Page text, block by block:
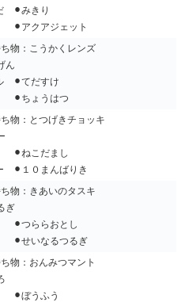
⚫︎みきり
アクアジェット
物：こうかくレンズ
ん
⚫︎てだすけ
⚫︎ちょうはつ
物：とつげきチョッキ
⚫︎ねこだまし
⚫︎１０まんばりき
物：きあいのタスキ
ぎ
ららおとし
いなるつるぎ
物：おんみつマント
うふう